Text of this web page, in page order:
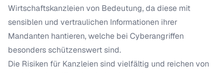
Wirtschaftskanzleien von Bedeutung, da diese mit
sensiblen und vertraulichen Informationen ihrer
Mandanten hantieren, welche bei Cyberangriffen
besonders schützenswert sind.
Die Risiken für Kanzleien sind vielfältig und reichen von